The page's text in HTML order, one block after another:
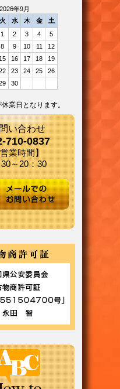
2026年9月
火 水 木 金
土
1
2 3 4
5
8 9 10 11
12
15 16 17 18
19
23 24 25
26
30
業日となります。
い合わせ
710-0837
業時間】
～20：30